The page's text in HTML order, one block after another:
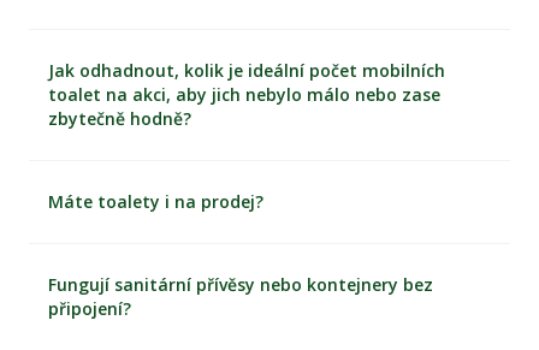
Jak odhadnout, kolik je ideální počet mobilních
toalet na akci, aby jich nebylo málo nebo zase
zbytečně hodně?
Máte toalety i na prodej?
Fungují sanitární přívěsy nebo kontejnery bez
připojení?